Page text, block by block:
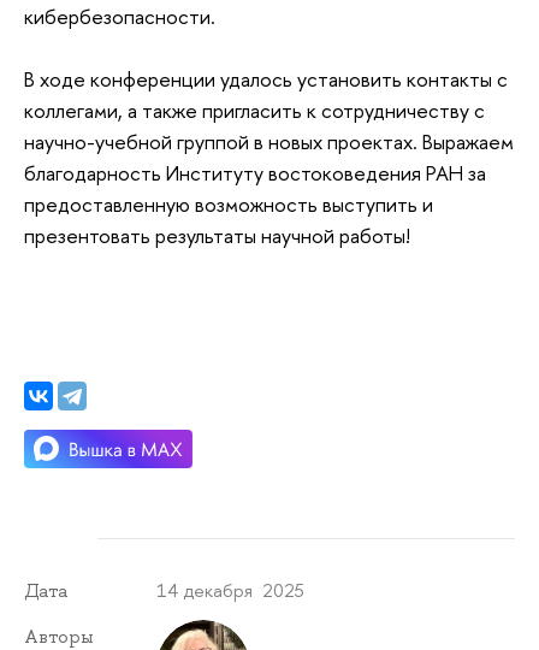
кибербезопасности.
В ходе конференции удалось установить контакты с
коллегами, а также пригласить к сотрудничеству с
научно-учебной группой в новых проектах. Выражаем
благодарность Институту востоковедения РАН за
предоставленную возможность выступить и
презентовать результаты научной работы!
Дата 14 декабря 2025
Авторы